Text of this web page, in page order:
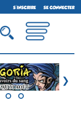
S'INSCRIRE SE CONNECTER
❯